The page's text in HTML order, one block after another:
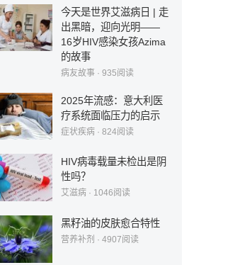
今天是世界艾滋病日 | 走
出黑暗，迎向光明——
16岁HIV感染女孩Azima
的故事
病友故事 · 935阅读
2025年流感：意大利医
疗系统面临压力的启示
症状疾病 · 824阅读
HIV病毒载量未检出是阴
性吗？
艾滋病 · 1046阅读
黑籽油的皮肤愈合特性
营养补剂 · 4907阅读